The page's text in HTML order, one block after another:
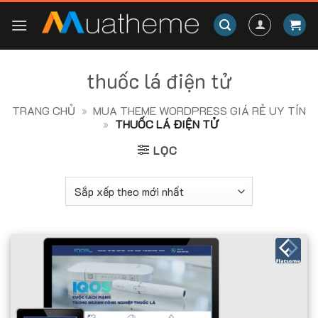
thuốc lá điện tử
TRANG CHỦ » MUA THEME WORDPRESS GIÁ RẺ UY TÍN
» THUỐC LÁ ĐIỆN TỬ
LỌC